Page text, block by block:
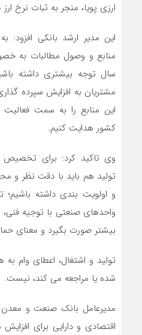
ارزی پویا، منجر به ثبات نرخ
این مدیر ارشد بانکی
منابع و وصول مطالبات به
سال توجه بیشتری داشته
مشتریان به افزایش سپرده
این منابع را به سمت
کشور هدایت کنیم.
وی تاکید کرد: برای تخصیص
تولید هم باید با دقت نظر و
و اولویت بندی داشته
واحدهای صنعتی با توجیه
بیشتر صورت بگیرد و معنای
تولید و اشتغال، اعطای وام
شده یا مراجعه می کند، نیست.
مدیرعامل بانک صنعت و معدن
اقتصادی و دارایی برای